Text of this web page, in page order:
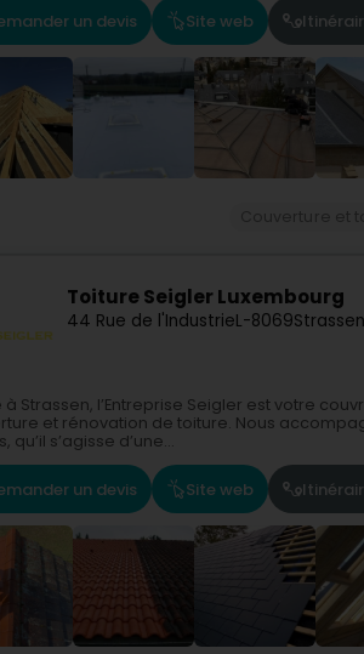
un devis Site web
Toiture Seigler Luxembourg
44 Rue de l'IndustrieL-8069
à Strassen, l’Entreprise Seigler est votre
et rénovation de toiture. Nous
qu’il s’agisse d’une...
un devis Site web